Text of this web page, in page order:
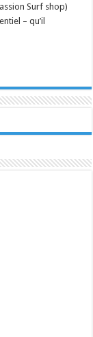
Surf shop)
– qu’il